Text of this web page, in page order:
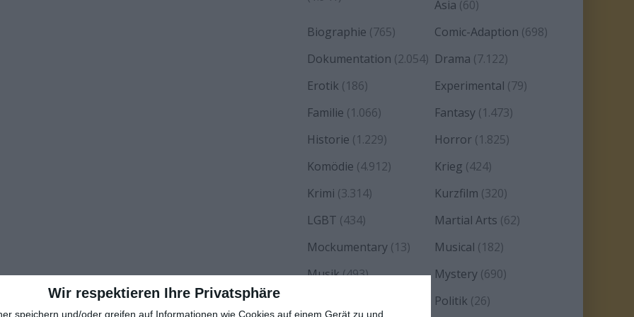
Wir respektieren Ihre Privatsphäre
speichern und/oder greifen auf Informationen wie Cookies auf einem Gerät zu und
Asia (60)
Biographie (765) Comic-Adaption (698)
Dokumentation (2.054) Drama (7.122)
Erotik (186) Experimental (79)
Familie (1.066) Fantasy (1.473)
Historie (1.229) Horror (1.825)
Komödie (4.912) Krieg (424)
Krimi (3.314) Kurzfilm (320)
LGBT (434) Martial Arts (62)
Mockumentary (13) Musical (182)
Musik(493) Mystery (690)
Politik (26)